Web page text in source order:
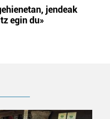
jendeak
egin du»